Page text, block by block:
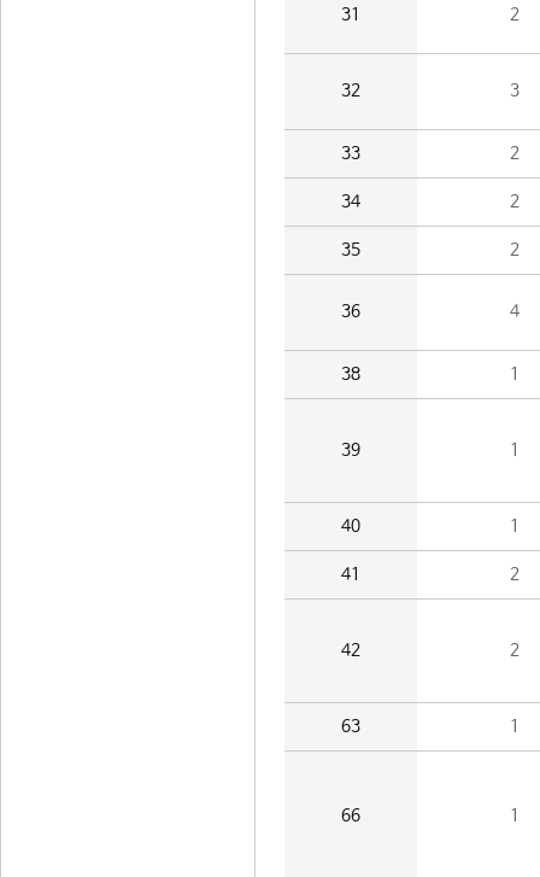
31 2
32 3
33 2
34 2
35 2
36 4
38 1
39 1
40 1
41 2
42 2
63 1
66 1